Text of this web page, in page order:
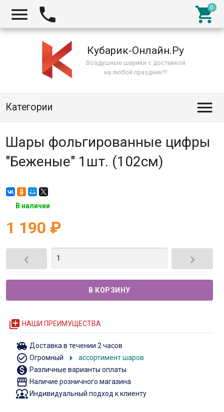
  
Кубарик-Онлайн.Ру
Воздушные шарики с доставкой
на любой праздник!!!
Категории 
Шары фольгированные цифры
"Беженые" 1шт. (102см)
В наличии
1 190 ₽
 
queue НАШИ ПРЕИМУЩЕСТВА
toys Доставка в течении 2 часов
check_circle_outline Огромный arrow_right ассортимент шаров
monetization_on Различные варианты оплаты
storefront Наличие розничного магазина
diversity_1Индивидуальный подход к клиенту